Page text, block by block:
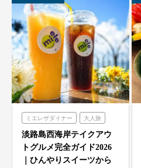
ミエレザダイナー 大人旅
家族旅 食べる
ハローキティスマイル
ミエレザガーデン
淡路島西海岸テイクアウ
トグルメ完全ガイド2026
｜ひんやりスイーツから